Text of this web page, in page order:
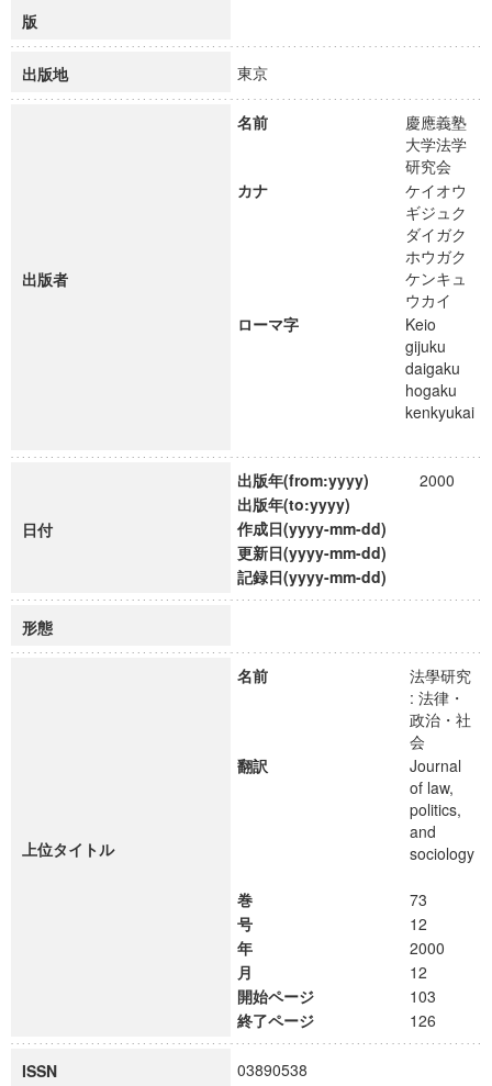
版
出版地 東京
出版者
名前
慶應義塾
大学法学
研究会
カナ
ケイオウ
ギジュク
ダイガク
ホウガク
ケンキュ
ウカイ
ローマ字
Keio
gijuku
daigaku
hogaku
kenkyukai
日付
出版年(from:yyyy)
2000
出版年(to:yyyy)
作成日(yyyy-mm-dd)
更新日(yyyy-mm-dd)
記録日(yyyy-mm-dd)
形態
上位タイトル
名前
法學研究
: 法律・
政治・社
会
翻訳
Journal
of law,
politics,
and
sociology
巻
73
号
12
年
2000
月
12
開始ページ
103
終了ページ
126
ISSN 03890538